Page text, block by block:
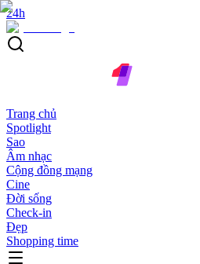
24h
Trang chủ
Spotlight
Sao
Âm nhạc
Cộng đồng mạng
Cine
Đời sống
Check-in
Đẹp
Shopping time